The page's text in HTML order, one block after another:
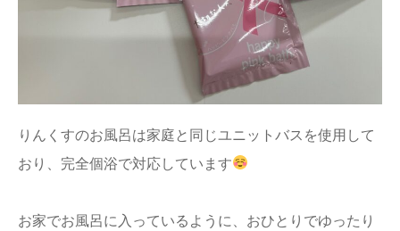
りんくすのお風呂は家庭と同じユニットバスを使用して
おり、完全個浴で対応しています
お家でお風呂に入っているように、おひとりでゆったり